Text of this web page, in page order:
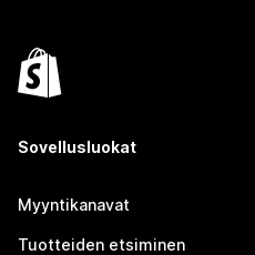
Sovellusluokat
Myyntikanavat
Tuotteiden etsiminen